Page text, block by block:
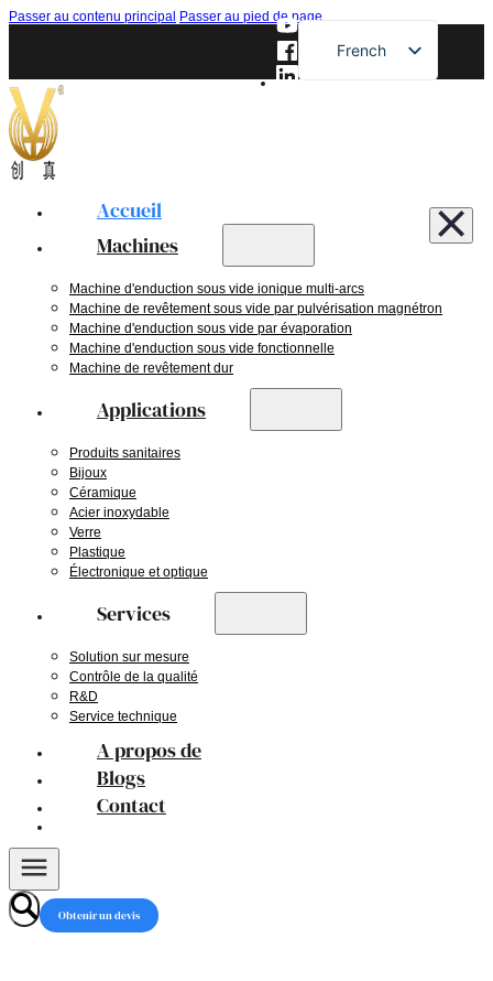
Passer au contenu principal Passer au pied de page
French
English
Accueil
Machines
Machine d'enduction sous vide ionique multi-arcs
Machine de revêtement sous vide par pulvérisation magnétron
Machine d'enduction sous vide par évaporation
Machine d'enduction sous vide fonctionnelle
Machine de revêtement dur
Applications
Produits sanitaires
Bijoux
Céramique
Acier inoxydable
Verre
Plastique
Électronique et optique
Services
Solution sur mesure
Contrôle de la qualité
R&D
Service technique
A propos de
Blogs
Contact
Obtenir un devis